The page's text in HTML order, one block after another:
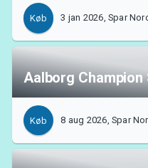
Køb 3 jan 2026, Spar
Aalborg Champion
Køb 8 aug 2026, Spar